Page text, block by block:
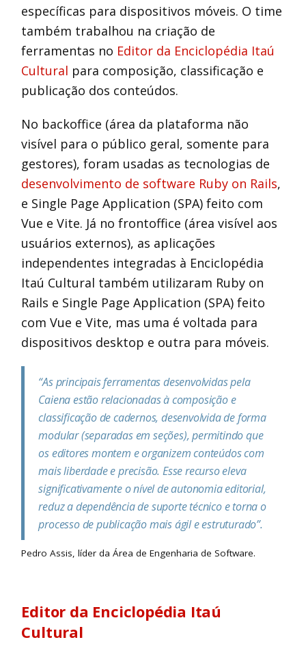
específicas para dispositivos móveis. O time
também trabalhou na criação de
ferramentas no Editor da Enciclopédia Itaú
Cultural para composição, classificação e
publicação dos conteúdos.
No backoffice (área da plataforma não
visível para o público geral, somente para
gestores), foram usadas as tecnologias de
desenvolvimento de software Ruby on Rails,
e Single Page Application (SPA) feito com
Vue e Vite. Já no frontoffice (área visível aos
usuários externos), as aplicações
independentes integradas à Enciclopédia
Itaú Cultural também utilizaram Ruby on
Rails e Single Page Application (SPA) feito
com Vue e Vite, mas uma é voltada para
dispositivos desktop e outra para móveis.
“As principais ferramentas desenvolvidas pela
Caiena estão relacionadas à composição e
classificação de cadernos, desenvolvida de forma
modular (separadas em seções), permitindo que
os editores montem e organizem conteúdos com
mais liberdade e precisão. Esse recurso eleva
significativamente o nível de autonomia editorial,
reduz a dependência de suporte técnico e torna o
processo de publicação mais ágil e estruturado”.
Pedro Assis, líder da Área de Engenharia de Software.
Editor da Enciclopédia Itaú
Cultural